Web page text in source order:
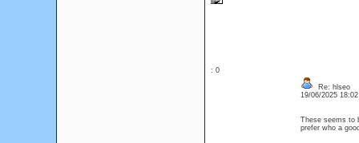
: 0
Re: hlseo
19/06/2025
These seems to
prefer who a